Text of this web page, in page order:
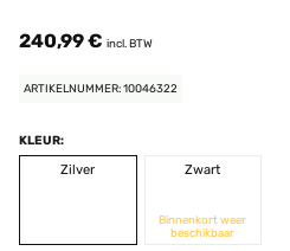
240,99 € incl. BTW
ARTIKELNUMMER: 10046322
KLEUR:
Zilver
Zwart
Binnenkort weer
beschikbaar